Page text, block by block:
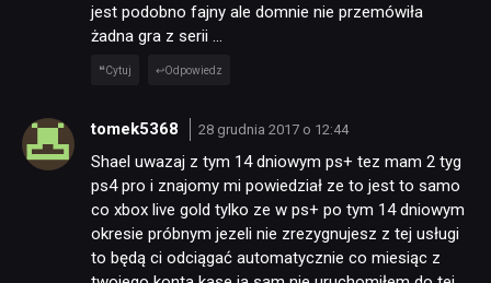
jest podobno fajny ale domnie nie przemówiła
żadna gra z serii …
Cytuj Odpowiedz
tomek5368 28 grudnia 2017 o 12:44
Shael uwazaj z tym 14 dniowym ps+ tez mam 2 tyg
ps4 pro i znajomy mi powiedział ze to jest to samo
co xbox live gold tylko ze w ps+ po tym 14 dniowym
okresie próbnym jezeli nie zrezygnujesz z tej usługi
to będą ci odciągać automatycznie co miesiąc z